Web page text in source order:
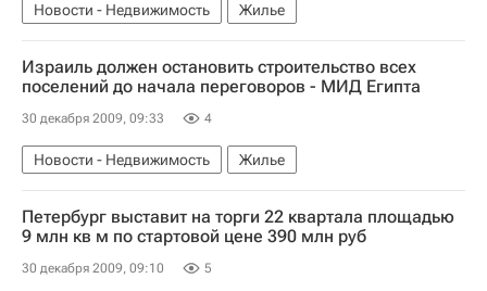
Новости - Недвижимость Жилье
Израиль должен остановить строительство всех
поселений до начала переговоров - МИД Египта
30 декабря 2009, 09:33 4
Новости - Недвижимость Жилье
Петербург выставит на торги 22 квартала площадью
9 млн кв м по стартовой цене 390 млн руб
30 декабря 2009, 09:10 5